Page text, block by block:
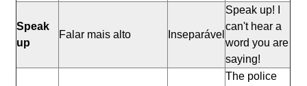
Speak
up
Falar mais alto Inseparável
Speak up! I
can't hear a
word you are
saying!
The police